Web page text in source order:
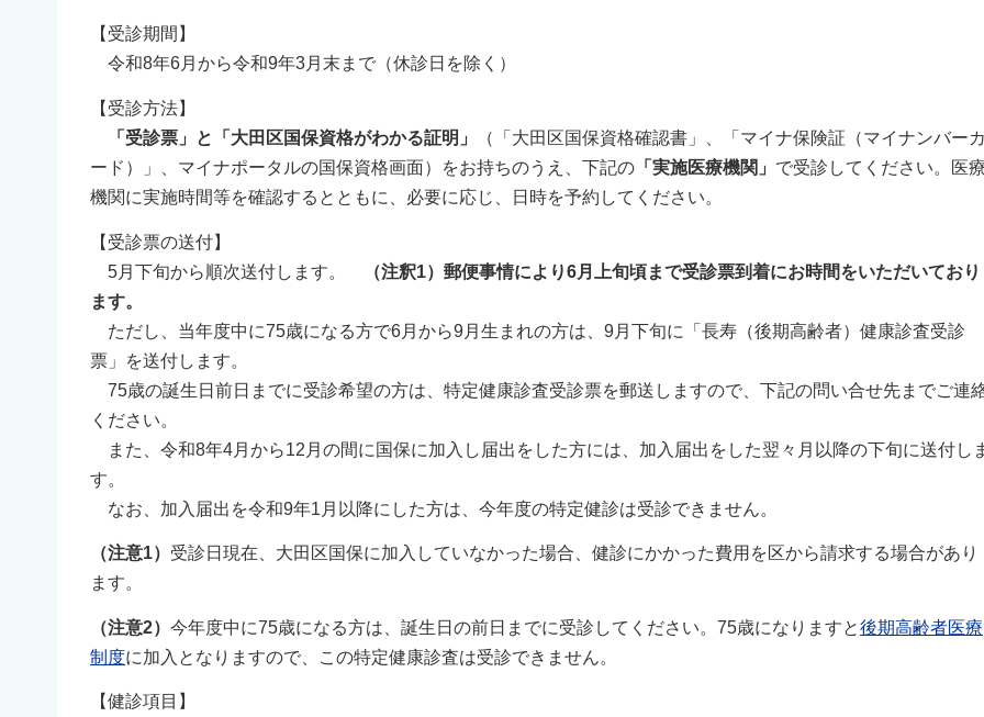
【受診期間】
令和8年6月から令和9年3月末まで（休診日を除く）
【受診方法】
「受診票」と「大田区国保資格がわかる証明」
（「大田区国保資格確認書」、「マイナ保険証（マイナンバー
ード）」、マイナポータルの国保資格画面）をお持ちのうえ、下記の 「実施医療機関」 で受診してください。医
機関に実施時間等を確認するとともに、必要に応じ、日時を予約してください。
【受診票の送付】
5月下旬から順次送付します。
（注釈1）郵便事情により6月上旬頃まで受診票到着にお時間をいただいており
ます。
ただし、当年度中に75歳になる方で6月から9月生まれの方は、9月下旬に「長寿（後期高齢者）健康診査受診
票」を送付します。
75歳の誕生日前日までに受診希望の方は、特定健康診査受診票を郵送しますので、下記の問い合せ先までご連
ください。
また、令和8年4月から12月の間に国保に加入し届出をした方には、加入届出をした翌々月以降の下旬に送付し
す。
なお、加入届出を令和9年1月以降にした方は、今年度の特定健診は受診できません。
（注意1） 受診日現在、大田区国保に加入していなかった場合、健診にかかった費用を区から請求する場合があり
ます。
（注意2） 今年度中に75歳になる方は、誕生日の前日までに受診してください。75歳になりますと後期高齢者医療
制度に加入となりますので、この特定健康診査は受診できません。
【健診項目】